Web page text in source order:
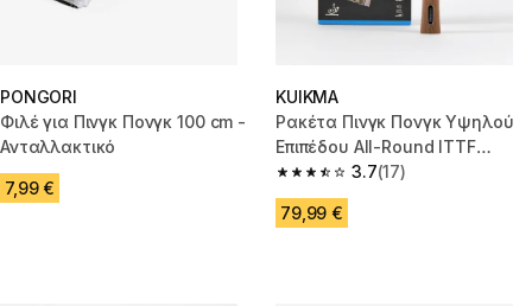
PONGORI
Φιλέ για Πινγκ Πονγκ 100 cm -
Ανταλλακτικό
7,99 €
KUIKMA
Ρακέτα Πινγκ Πονγκ Υψηλού
Επιπέδου All-Round ITTF
Συλλόγων TTR 990* Pro ALC
9*
3.7
3.7 out of 5 stars from 17
(17)
79,99 €